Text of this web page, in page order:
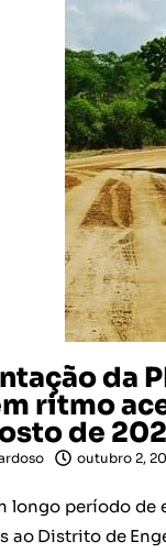
da
ritmo
de
outubro 2,
longo período de
ao Distrito de